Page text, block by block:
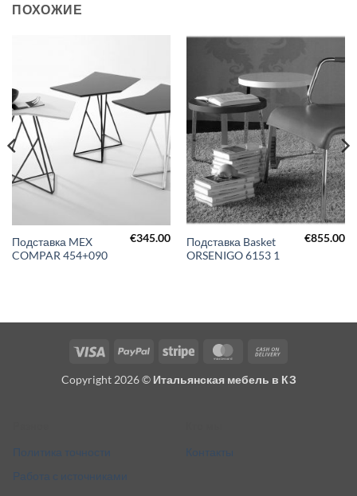
ПОХОЖИЕ
Подставка MEX
COMPAR 454+090
€345.00
Подставка Basket
ORSENIGO 6153 1
€855.00
Visa PayPal Stripe MasterCard
Delivery
Copyright 2026 © Итальянская мебель в КЗ
Политика точности
Работа с источниками
Контакты